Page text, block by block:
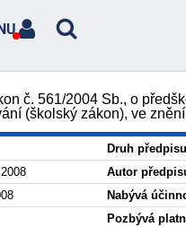
č. 561/2004 Sb., o
(školský zákon), ve
Druh
Autor
Nabývá
Pozbývá